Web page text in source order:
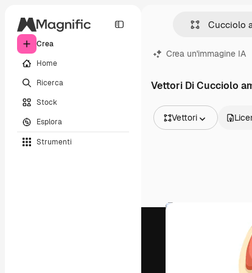
Crea
Home
Ricerca
Stock
Esplora
Strumenti
Crea un'immagine IA
Vettori Di Cucciolo
Vettori
Video